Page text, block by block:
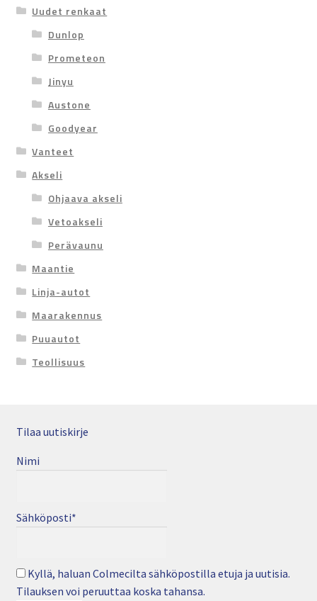
Uudet renkaat
Dunlop
Prometeon
Jinyu
Austone
Goodyear
Vanteet
Akseli
Ohjaava akseli
Vetoakseli
Perävaunu
Maantie
Linja-autot
Maarakennus
Puuautot
Teollisuus
Tilaa uutiskirje
Nimi
Sähköposti*
Kyllä, haluan Colmecilta sähköpostilla etuja ja uutisia.
Tilauksen voi peruuttaa koska tahansa.